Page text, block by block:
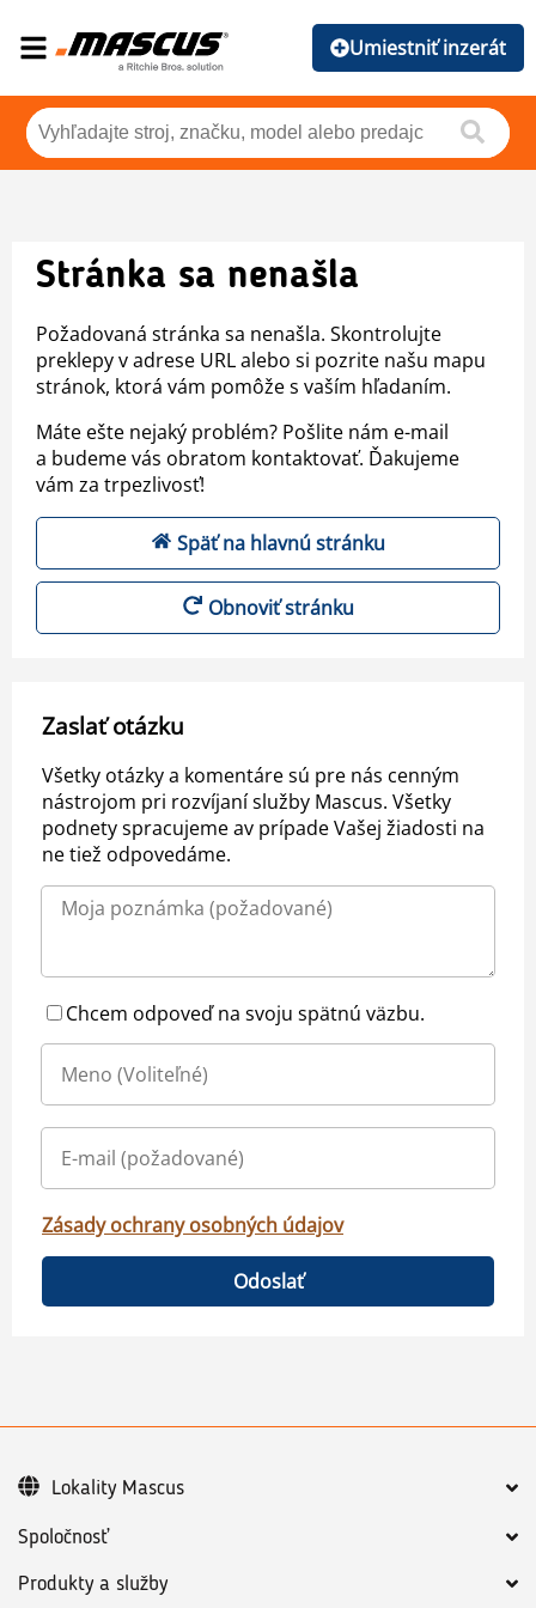
Umiestniť inzerát
Stránka sa nenašla
Požadovaná stránka sa nenašla. Skontrolujte
preklepy v adrese URL alebo si pozrite našu mapu
stránok, ktorá vám pomôže s vaším hľadaním.
Máte ešte nejaký problém? Pošlite nám e-mail
a budeme vás obratom kontaktovať. Ďakujeme
vám za trpezlivosť!
Späť na hlavnú stránku
Obnoviť stránku
Zaslať otázku
Všetky otázky a komentáre sú pre nás cenným
nástrojom pri rozvíjaní služby Mascus. Všetky
podnety spracujeme av prípade Vašej žiadosti na
ne tiež odpovedáme.
Chcem odpoveď na svoju spätnú väzbu.
Zásady ochrany osobných údajov
Odoslať
Spoločnosť
Produkty a služby
Lokality Mascus